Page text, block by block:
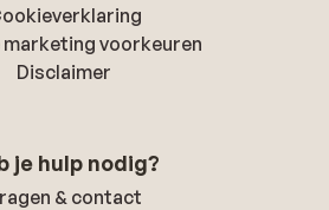
marketing voorkeuren
Disclaimer
je hulp nodig?
& contact